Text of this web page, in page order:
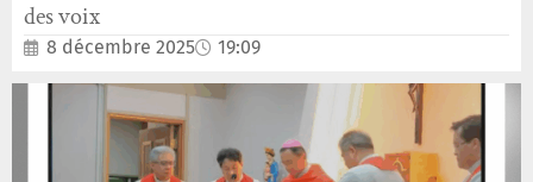
des voix
8 décembre 2025 19:09